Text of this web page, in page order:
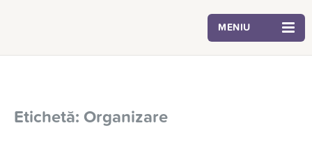
MENIU
Etichetă: Organizare